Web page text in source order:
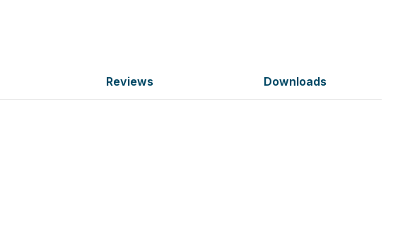
Reviews Downloads